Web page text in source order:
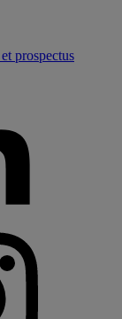
prospectus